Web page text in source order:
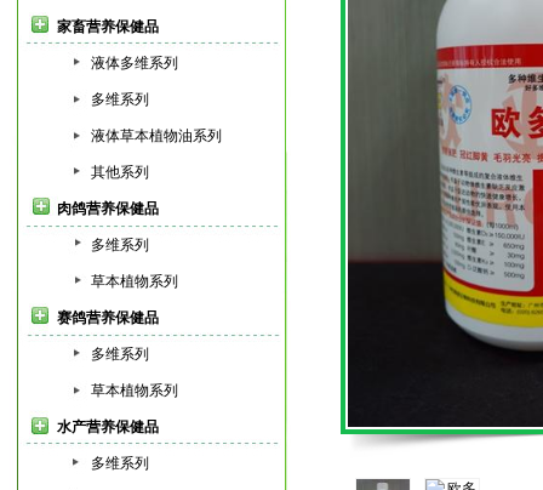
家畜营养保健品
液体多维系列
多维系列
液体草本植物油系列
其他系列
肉鸽营养保健品
多维系列
草本植物系列
赛鸽营养保健品
多维系列
草本植物系列
水产营养保健品
多维系列